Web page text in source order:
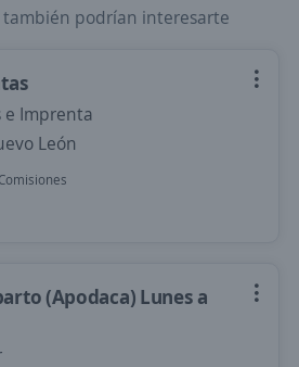
también podrían interesarte
e Imprenta
León
(Apodaca) Lunes a